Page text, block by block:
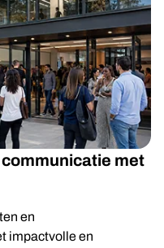
met
en
impactvolle en